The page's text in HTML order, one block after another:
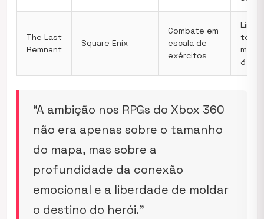
The Last
Remnant
Square Enix
Combate em
escala de
exércitos
3
“A ambição nos RPGs do Xbox 360
não era apenas sobre o tamanho
do mapa, mas sobre a
profundidade da conexão
emocional e a liberdade de moldar
o destino do herói.”